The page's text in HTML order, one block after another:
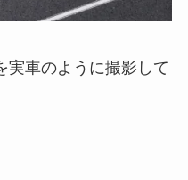
実車のように撮影して